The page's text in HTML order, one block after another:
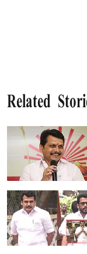
Related